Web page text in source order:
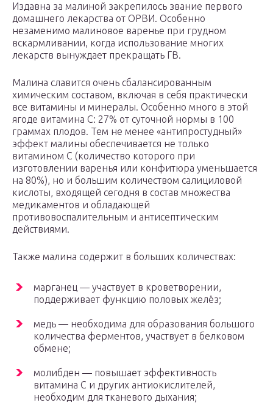
Издавна за малиной закрепилось звание первого
домашнего лекарства от ОРВИ. Особенно
незаменимо малиновое варенье при грудном
вскармливании, когда использование многих
лекарств вынуждает прекращать ГВ.
Малина славится очень сбалансированным
химическим составом, включая в себя практически
все витамины и минералы. Особенно много в этой
ягоде витамина С: 27% от суточной нормы в 100
граммах плодов. Тем не менее «антипростудный»
эффект малины обеспечивается не только
витамином С (количество которого при
изготовлении варенья или конфитюра уменьшается
на 80%), но и большим количеством салициловой
кислоты, входящей сегодня в состав множества
медикаментов и обладающей
противовоспалительным и антисептическим
действиями.
Также малина содержит в больших количествах:
марганец — участвует в кроветворении,
поддерживает функцию половых желёз;
медь — необходима для образования большого
количества ферментов, участвует в белковом
обмене;
молибден — повышает эффективность
витамина С и других антиокислителей,
необходим для тканевого дыхания;